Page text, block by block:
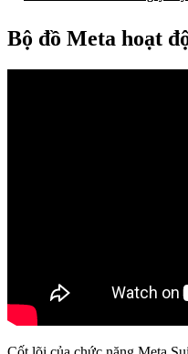
Bộ đồ Meta hoạt